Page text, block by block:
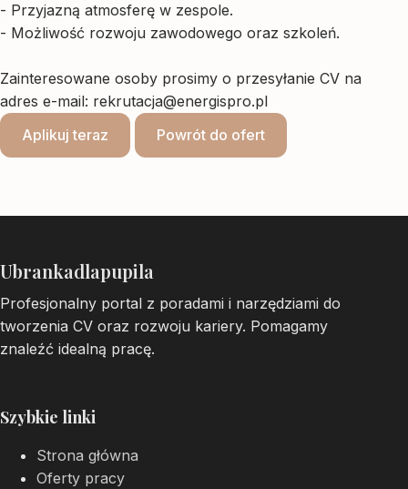
- Przyjazną atmosferę w zespole.
- Możliwość rozwoju zawodowego oraz szkoleń.
Zainteresowane osoby prosimy o przesyłanie CV na
adres e-mail: rekrutacja@energispro.pl
Aplikuj teraz
Powrót do ofert
Ubrankadlapupila
Profesjonalny portal z poradami i narzędziami do
tworzenia CV oraz rozwoju kariery. Pomagamy
znaleźć idealną pracę.
Szybkie linki
Strona główna
Oferty pracy